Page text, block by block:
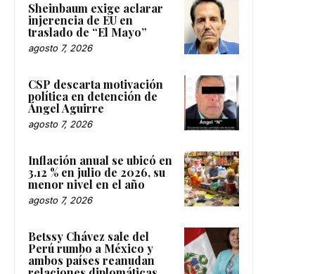
Sheinbaum exige aclarar
injerencia de EU en
traslado de “El Mayo”
agosto 7, 2026
CSP descarta motivación
política en detención de
Ángel Aguirre
agosto 7, 2026
Inflación anual se ubicó en
3.12 % en julio de 2026, su
menor nivel en el año
agosto 7, 2026
Betssy Chávez sale del
Perú rumbo a México y
ambos países reanudan